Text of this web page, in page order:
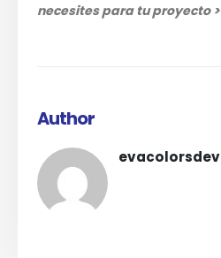
necesites para tu proyecto >
Author
evacolorsdev